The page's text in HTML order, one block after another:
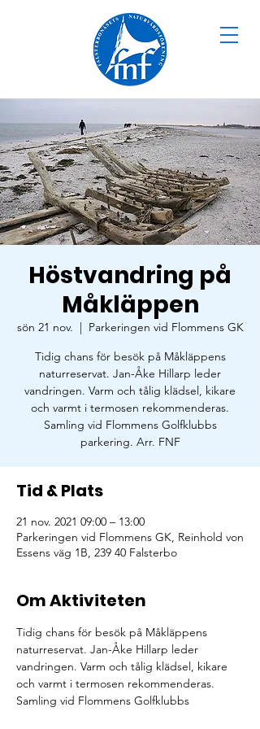
Höstvandring på
Måkläppen
sön 21 nov.
  |
Parkeringen vid Flommens GK
Tidig chans för besök på Måkläppens
naturreservat. Jan-Åke Hillarp leder
vandringen. Varm och tålig klädsel, kikare
och varmt i termosen rekommenderas.
Samling vid Flommens Golfklubbs
parkering. Arr. FNF
Tid & Plats
21 nov. 2021 09:00 – 13:00
Parkeringen vid Flommens GK, Reinhold von
Essens väg 1B, 239 40 Falsterbo
Om Aktiviteten
Tidig chans för besök på Måkläppens
naturreservat. Jan-Åke Hillarp leder
vandringen. Varm och tålig klädsel, kikare
och varmt i termosen rekommenderas.
Samling vid Flommens Golfklubbs